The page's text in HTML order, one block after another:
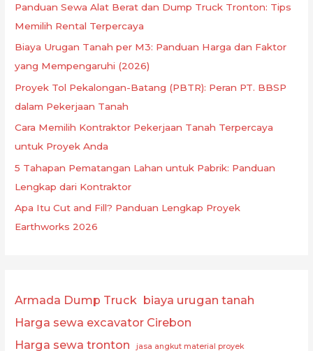
Panduan Sewa Alat Berat dan Dump Truck Tronton: Tips
Memilih Rental Terpercaya
Biaya Urugan Tanah per M3: Panduan Harga dan Faktor
yang Mempengaruhi (2026)
Proyek Tol Pekalongan-Batang (PBTR): Peran PT. BBSP
dalam Pekerjaan Tanah
Cara Memilih Kontraktor Pekerjaan Tanah Terpercaya
untuk Proyek Anda
5 Tahapan Pematangan Lahan untuk Pabrik: Panduan
Lengkap dari Kontraktor
Apa Itu Cut and Fill? Panduan Lengkap Proyek
Earthworks 2026
Armada Dump Truck biaya urugan tanah
Harga sewa excavator Cirebon
Harga sewa tronton
jasa angkut material proyek